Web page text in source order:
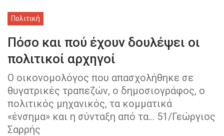
Πολιτική
Πόσο και πού έχουν δουλέψει οι
πολιτικοί αρχηγοί
Ο οικονομολόγος που απασχολήθηκε σε
θυγατρικές τραπεζών, ο δημοσιογράφος, ο
πολιτικός μηχανικός, τα κομματικά
«ένσημα» και η σύνταξη από τα... 51/Γεώργιος
Σαρρής